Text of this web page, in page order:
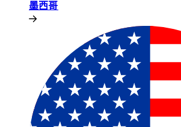
墨西哥​​